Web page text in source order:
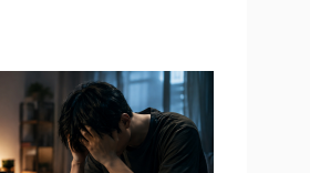
Giá cà phê
Công nghệ
Sành điệu